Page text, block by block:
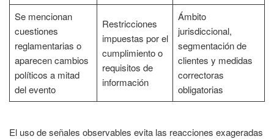
Se mencionan
cuestiones
reglamentarias o
aparecen cambios
políticos a mitad
del evento
Restricciones
impuestas por el
cumplimiento o
requisitos de
información
Ámbito
jurisdiccional,
segmentación de
clientes y medidas
correctoras
obligatorias
El uso de señales observables evita las reacciones exageradas